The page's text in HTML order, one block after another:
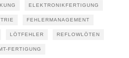
ELEKTRONIKFERTIGUNG
FEHLERMANAGEMENT
LÖTFEHLER REFLOWLÖTEN
FERTIGUNG